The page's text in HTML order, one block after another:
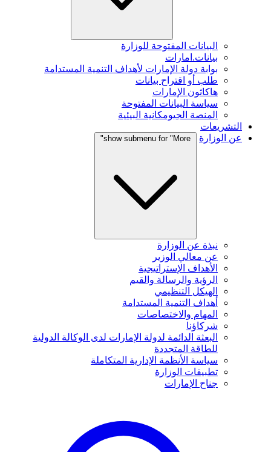
البيانات المفتوحة للوزارة
بيانات.امارات
بوابة دولة الإمارات لأهداف التنمية المستدامة
طلب أو اقتراح بيانات
هاكاثون الإمارات
سياسة البيانات المفتوحة
المنصة الجيومكانية البيئية
التشريعات
عن الوزارة
show submenu for "More"
نبذة عن الوزارة
عن معالي الوزير
الأهداف الإستراتيجية
الرؤية والرسالة والقيم
الهيكل التنظيمي
أهداف التنمية المستدامة
المهام والاختصاصات
شركاؤنا
البعثة الدائمة لدولة الإمارات لدى الوكالة الدولية
للطاقة المتجددة
سياسة الأنظمة الإدارية المتكاملة
تطبيقات الوزارة
جناح الإمارات